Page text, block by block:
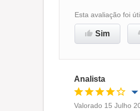
Esta avaliação foi
Sim
Analista
Valorado 15 Julho